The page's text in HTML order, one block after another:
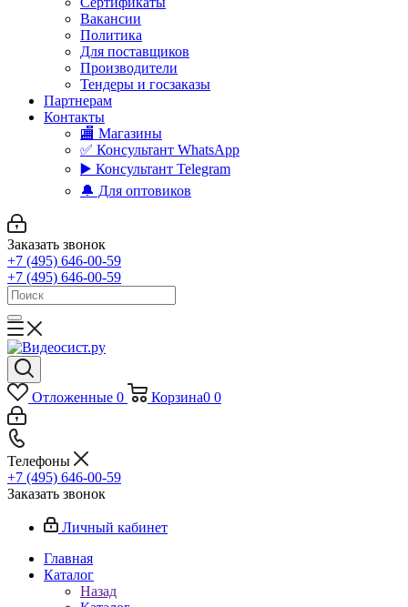
Вакансии
Политика
Для поставщиков
Производители
Тендеры и госзаказы
Партнерам
Контакты
🏬 Магазины
✅️ Консультант WhatsApp
▶️ Консультант Telegram
🔔 Для оптовиков
Заказать звонок
+7 (495) 646-00-59
+7 (495) 646-00-59
Отложенные 0 Корзина0 0
Телефоны
+7 (495) 646-00-59
Заказать звонок
Личный кабинет
Главная
Каталог
Назад